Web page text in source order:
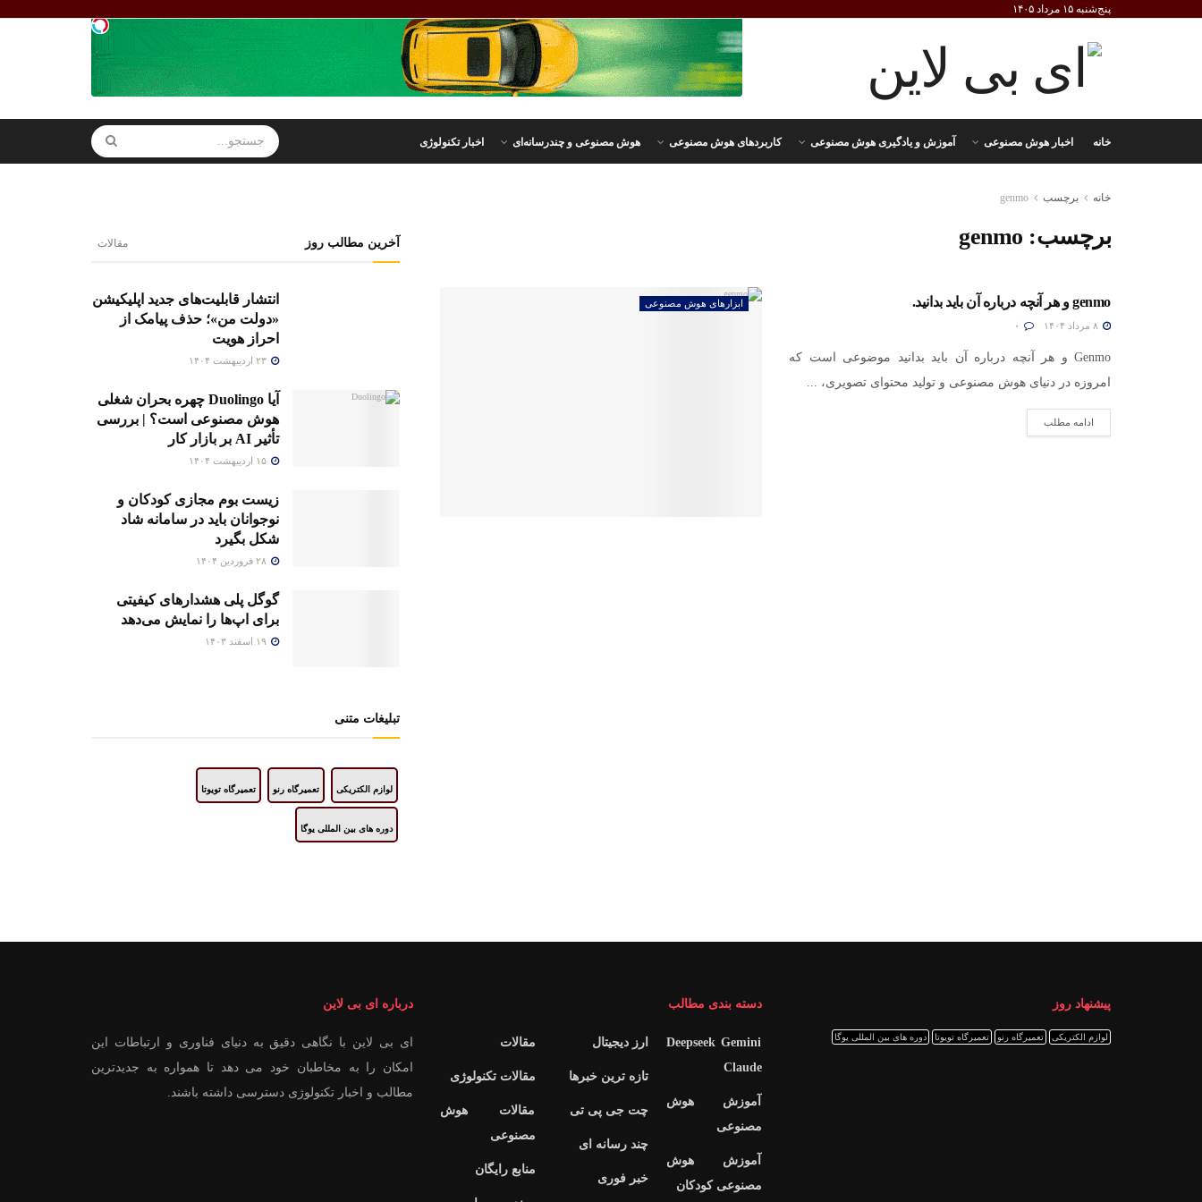
پنج‌شنبه ۱۵ مرداد ۱۴۰۵
خانه اخبار هوش مصنوعی آموزش و یادگیری هوش مصنوعی کاربردهای هوش مصنوعی هوش مصنوعی و چندرسانه‌ای اخبار تکنولوژی
خانه برچسب genmo
برچسب: genmo
ابزارهای هوش مصنوعی genmo و هر آنچه درباره آن باید بدانید.
Genmo و هر آنچه درباره آن باید بدانید موضوعی است که
امروزه در دنیای هوش مصنوعی و تولید محتوای تصویری، ...
ادامه مطلب
آخرین مطالب روز مقالات
انتشار قابلیت‌های جدید اپلیکیشن
«دولت من»؛ حذف پیامک از
احراز هویت
آیا Duolingo چهره بحران شغلی
هوش مصنوعی است؟ | بررسی
تأثیر AI بر بازار کار
زیست بوم مجازی کودکان و
نوجوانان باید در سامانه شاد
شکل بگیرد
گوگل پلی هشدارهای کیفیتی
برای اپ‌ها را نمایش می‌دهد
تبلیغات متنی
لوازم الکتریکی تعمیرگاه رنو تعمیرگاه تویوتا
دوره های بین المللی یوگا
پیشنهاد روز
لوازم الکتریکی تعمیرگاه رنو تعمیرگاه تویوتا دوره های بین المللی یوگا
دسته بندی مطالب
Deepseek Gemini
Claude
آموزش هوش
مصنوعی
آموزش هوش
مصنوعی کودکان
ارز دیجیتال
تازه ترین خبرها
چت جی پی تی
چند رسانه ای
خبر فوری
مقالات
مقالات تکنولوژی
مقالات هوش
مصنوعی
منابع رایگان
درباره ای بی لاین
ای بی لاین با نگاهی دقیق به دنیای فناوری و ارتباطات این
امکان را به مخاطبان خود می دهد تا همواره به جدیدترین
مطالب و اخبار تکنولوژی دسترسی داشته باشند.